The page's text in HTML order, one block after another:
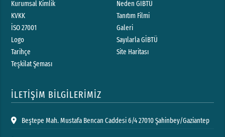
Kurumsal Kimlik
KVKK
İSO 27001
Logo
Tarihçe
Teşkilat Şeması
Neden GİBTÜ
Tanıtım Filmi
Galeri
Sayılarla GİBTÜ
Site Haritası
İLETİŞİM BİLGİLERİMİZ
Beştepe Mah. Mustafa Bencan Caddesi 6/4 27010 Şahinbey/Gaziantep